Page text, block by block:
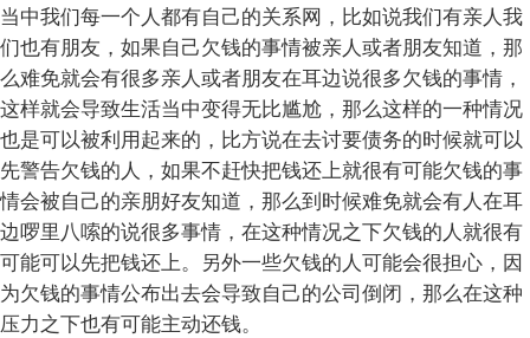
当中我们每一个人都有自己的关系网，比如说我们有亲人我
们也有朋友，如果自己欠钱的事情被亲人或者朋友知道，那
么难免就会有很多亲人或者朋友在耳边说很多欠钱的事情，
这样就会导致生活当中变得无比尴尬，那么这样的一种情况
也是可以被利用起来的，比方说在去讨要债务的时候就可以
先警告欠钱的人，如果不赶快把钱还上就很有可能欠钱的事
情会被自己的亲朋好友知道，那么到时候难免就会有人在耳
边啰里八嗦的说很多事情，在这种情况之下欠钱的人就很有
可能可以先把钱还上。另外一些欠钱的人可能会很担心，因
为欠钱的事情公布出去会导致自己的公司倒闭，那么在这种
压力之下也有可能主动还钱。